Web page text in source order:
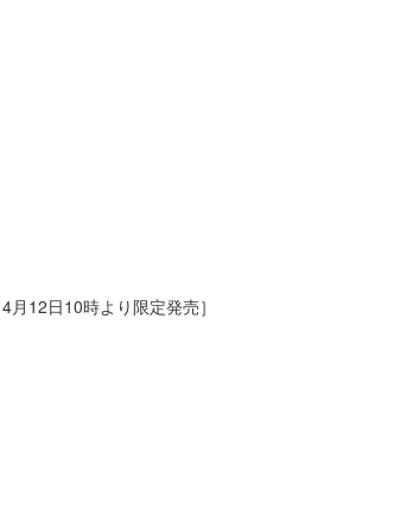
12日10時より限定発売］